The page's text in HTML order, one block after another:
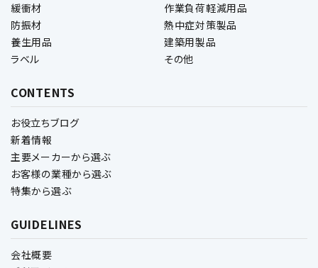
緩衝材
防振材
養生用品
ラベル
作業負荷軽減用品
熱中症対策製品
建築用製品
その他
CONTENTS
お役立ちブログ
新着情報
主要メーカーから選ぶ
お客様の業種から選ぶ
特集から選ぶ
GUIDELINES
会社概要